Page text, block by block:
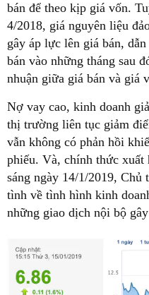
bán để theo kịp giá vốn.
4/2018, giá nguyên liệu
gây áp lực lên giá bán,
bán vào những tháng sau
nhuận giữa giá bán và giá
Nợ vay cao, kinh doanh
thị trường liên tục giảm
vẫn không có phản hồi
phiếu. Và, chính thức
sáng ngày 14/1/2019,
tình về tình hình kinh
những giao dịch nội bộ